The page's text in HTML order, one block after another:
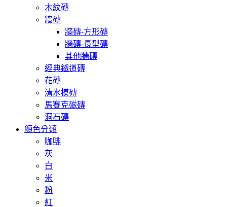
木紋磚
牆磚
牆磚-方形磚
牆磚-長型磚
其他牆磚
經典鐵道磚
花磚
清水模磚
馬賽克磁磚
洞石磚
顏色分類
咖啡
灰
白
米
粉
紅